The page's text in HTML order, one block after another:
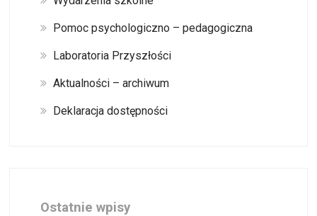
Pomoc psychologiczno – pedagogiczna
Laboratoria Przyszłości
Aktualności – archiwum
Deklaracja dostępności
Ostatnie wpisy